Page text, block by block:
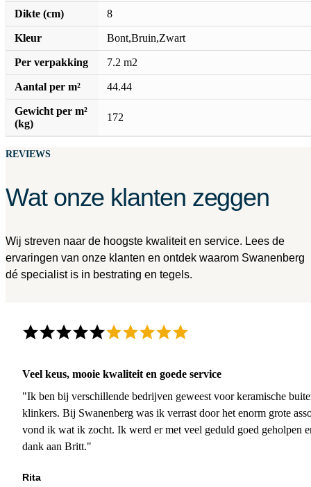
Dikte (cm) 8
Kleur Bont,Bruin,Zwart
Per verpakking 7.2 m2
Aantal per m² 44.44
Gewicht per m²
(kg)
172
REVIEWS
Wat onze klanten zeggen
Wij streven naar de hoogste kwaliteit en service. Lees de
ervaringen van onze klanten en ontdek waarom Swanenberg
dé specialist is in bestrating en tegels.
Veel keus, mooie kwaliteit en goede service
"Ik ben bij verschillende bedrijven geweest voor keramische
klinkers. Bij Swanenberg was ik verrast door het enorm grote
vond ik wat ik zocht. Ik werd er met veel geduld goed geholpen
dank aan Britt."
Rita